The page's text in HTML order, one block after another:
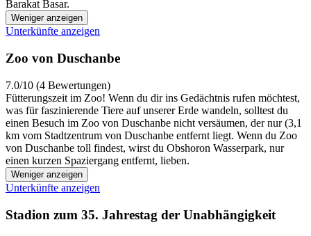
Barakat Basar.
Weniger anzeigen
Unterkünfte anzeigen
Zoo von Duschanbe
7.0/10 (4 Bewertungen)
Fütterungszeit im Zoo! Wenn du dir ins Gedächtnis rufen möchtest,
was für faszinierende Tiere auf unserer Erde wandeln, solltest du
einen Besuch im Zoo von Duschanbe nicht versäumen, der nur (3,1
km vom Stadtzentrum von Duschanbe entfernt liegt. Wenn du Zoo
von Duschanbe toll findest, wirst du Obshoron Wasserpark, nur
einen kurzen Spaziergang entfernt, lieben.
Weniger anzeigen
Unterkünfte anzeigen
Stadion zum 35. Jahrestag der Unabhängigkeit